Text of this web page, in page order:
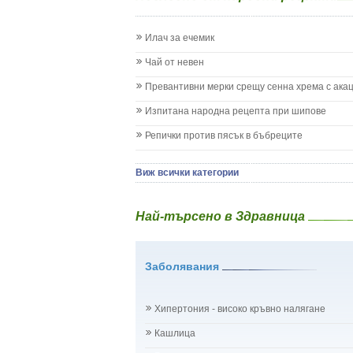
Запек на бебето и детето
Кашлица при бебето и детето
Колики
Менингит
Млечница
Нощно напикаване - енуреза
Плач
Проблеми с очите на бебето и детето
Рубеола
Температура - висока
Илач за ечемик
Чай от невен
Превантивни мерки срещу сенна хрема с
Изпитана народна рецепта при шипове
Репички против пясък в бъбреците
Виж всички категории
Най-търсено в Здравница
Заболявания
Хипертония - високо кръвно налягане
Кашлица